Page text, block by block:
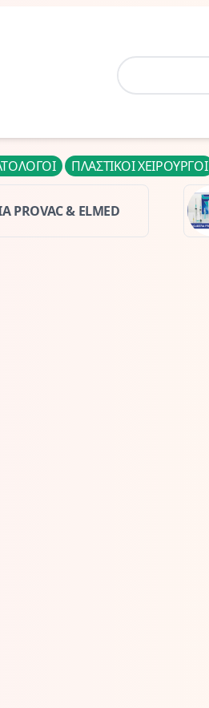
ΠΛΑΣΤΙΚΟΙ ΧΕΙΡΟΥΡΓΟΙ
PROVAC & ELMED